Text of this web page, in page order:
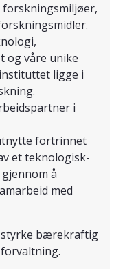
og våre unike
ligge i
i
fortrinnet
et teknologisk-
å
med
styrke bærekraftig